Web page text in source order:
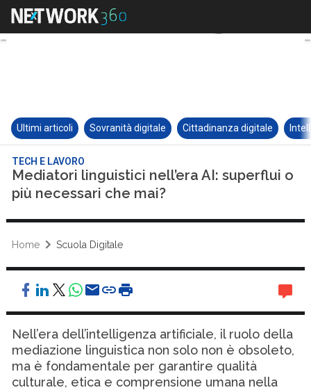
Ultimi articoli Sovranità digitale Cittadinanza digitale
TECH E LAVORO
Mediatori linguistici nell’era AI: superflui o
più necessari che mai?
Home Scuola Digitale
Nell’era dell’intelligenza artificiale, il ruolo della
mediazione linguistica non solo non è obsoleto,
ma è fondamentale per garantire qualità
culturale, etica e comprensione umana nella